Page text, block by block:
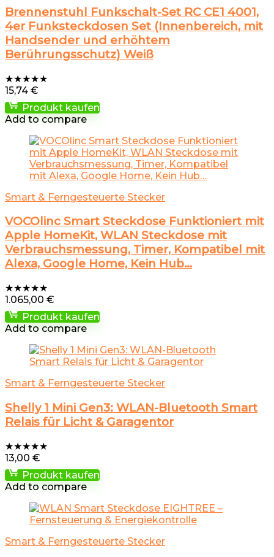
Brennenstuhl Funkschalt-Set RC CE1 4001,
4er Funksteckdosen Set (Innenbereich, mit
Handsender und erhöhtem
Berührungsschutz) Weiß
★★★★★
15,74 €
Produkt kaufen
Add to compare
Smart & Ferngesteuerte Stecker
VOCOlinc Smart Steckdose Funktioniert mit
Apple HomeKit, WLAN Steckdose mit
Verbrauchsmessung, Timer, Kompatibel mit
Alexa, Google Home, Kein Hub…
★★★★★
1.065,00 €
Produkt kaufen
Add to compare
Smart & Ferngesteuerte Stecker
Shelly 1 Mini Gen3: WLAN-Bluetooth Smart
Relais für Licht & Garagentor
★★★★★
13,00 €
Produkt kaufen
Add to compare
Smart & Ferngesteuerte Stecker